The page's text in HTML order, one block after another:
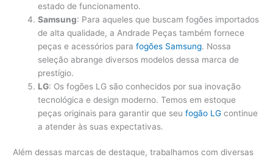
estado de funcionamento.
Samsung: Para aqueles que buscam fogões importados
de alta qualidade, a Andrade Peças também fornece
peças e acessórios parafogões Samsung. Nossa
seleção abrange diversos modelos dessa marca de
prestígio.
LG: Os fogões LG são conhecidos por sua inovação
tecnológica e design moderno. Temos em estoque
peças originais para garantir que seufogão LG continue
a atender às suas expectativas.
Além dessas marcas de destaque, trabalhamos com diversas